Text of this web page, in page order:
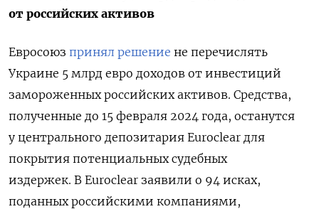
от российских активов
Евросоюз принял решение не перечислять
Украине 5 млрд евро доходов от инвестиций
замороженных российских активов. Средства,
полученные до 15 февраля 2024 года, останутся
у центрального депозитария Euroclear для
покрытия потенциальных судебных
издержек. В Euroclear заявили о 94 исках,
поданных российскими компаниями,